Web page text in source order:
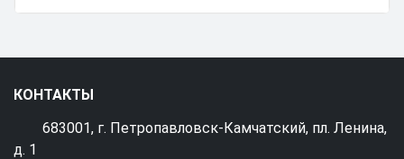
КОНТАКТЫ
683001, г. Петропавловск-Камчатский, пл. Ленина,
д. 1